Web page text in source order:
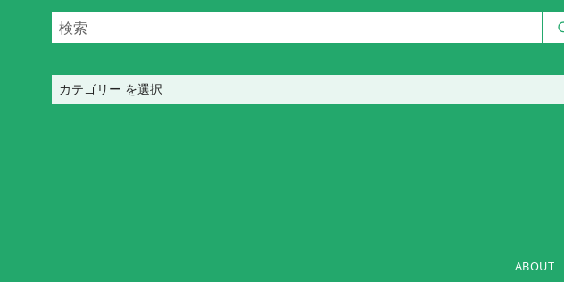
テ
ABOUT